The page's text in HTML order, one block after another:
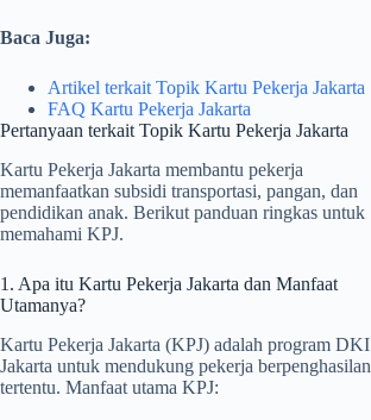
Baca Juga:
Artikel terkait Topik Kartu Pekerja Jakarta
FAQ Kartu Pekerja Jakarta
Pertanyaan terkait Topik Kartu Pekerja Jakarta
Kartu Pekerja Jakarta membantu pekerja
memanfaatkan subsidi transportasi, pangan, dan
pendidikan anak. Berikut panduan ringkas untuk
memahami KPJ.
1. Apa itu Kartu Pekerja Jakarta dan Manfaat
Utamanya?
Kartu Pekerja Jakarta (KPJ) adalah program DKI
Jakarta untuk mendukung pekerja berpenghasilan
tertentu. Manfaat utama KPJ: